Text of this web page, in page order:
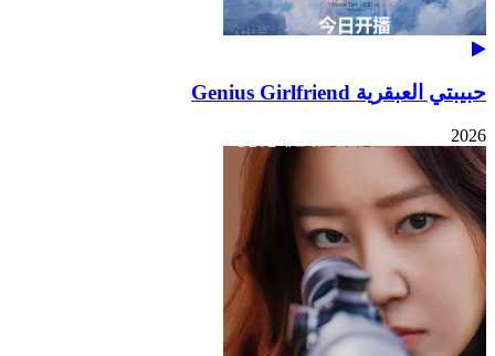
حبيبتي العبقرية Genius Girlfriend
2026